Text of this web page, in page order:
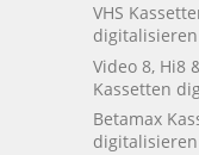
VHS
digitalisieren
Video 8, Hi8
Kassetten
Betamax
digitalisieren